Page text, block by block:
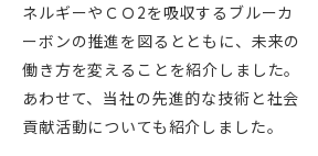
ネルギーやＣＯ2を吸収するブルーカ
ーボンの推進を図るとともに、未来の
働き方を変えることを紹介しました。
あわせて、当社の先進的な技術と社会
貢献活動についても紹介しました。